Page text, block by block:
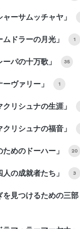
ーサムッチャヤ」
ドラーの月光」 1
パの十万歌」 35
ヴァリー」 1
リシュナの生涯」
リシュナの福音」
めのドーハー」 20
の成就者たち」 3
を見つけるための三部